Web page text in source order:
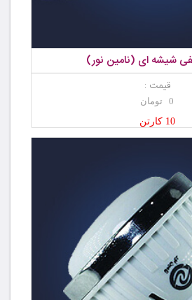
شیشه ای (نامین نور)
قیمت :
0 تومان
10 کارتن